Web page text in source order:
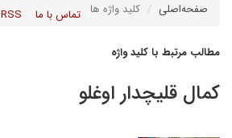
تماس با ما RSS صفحه‌اصلی کلید واژه ها
مطالب مرتبط با کلید واژه
کمال قلیچدار اوغلو